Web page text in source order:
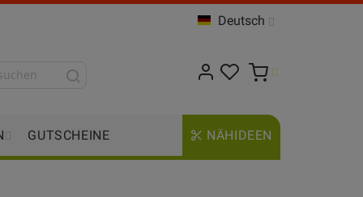
Deutsch
GUTSCHEINE NÄHIDEEN